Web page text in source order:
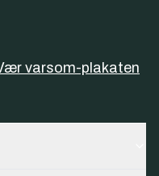
varsom-plakaten